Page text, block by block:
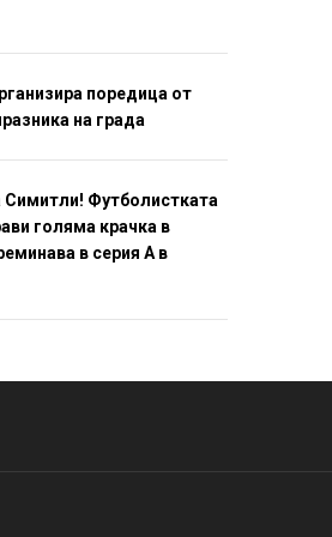
поредица от
на града
Симитли! Футболистката
голяма крачка в
в серия А в